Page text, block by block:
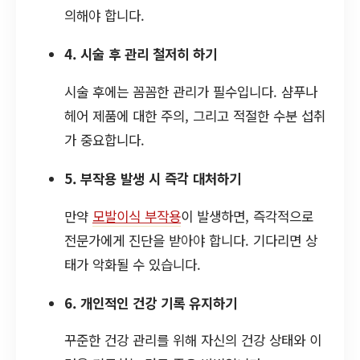
의해야 합니다.
4. 시술 후 관리 철저히 하기
시술 후에는 꼼꼼한 관리가 필수입니다. 샴푸나
헤어 제품에 대한 주의, 그리고 적절한 수분 섭취
가 중요합니다.
5. 부작용 발생 시 즉각 대처하기
만약 모발이식 부작용이 발생하면, 즉각적으로
전문가에게 진단을 받아야 합니다. 기다리면 상
태가 악화될 수 있습니다.
6. 개인적인 건강 기록 유지하기
꾸준한 건강 관리를 위해 자신의 건강 상태와 이